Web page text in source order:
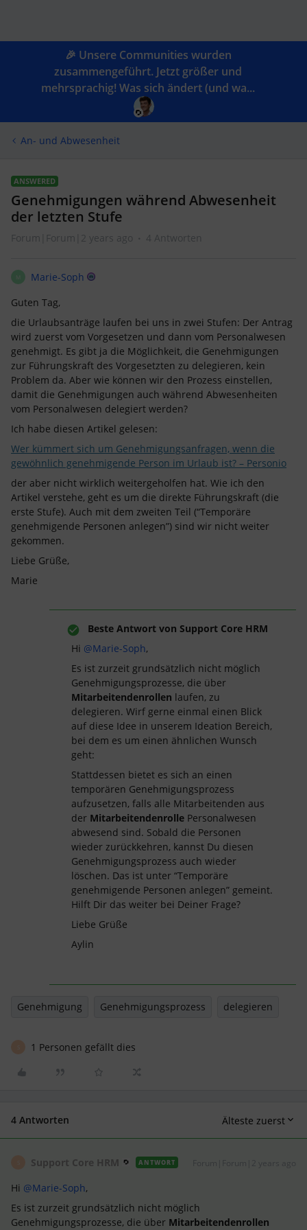
🎉 Unsere Communities wurden
zusammengeführt. Jetzt größer und
mehrsprachig! Was sich ändert (und wa...
An- und Abwesenheit
ANSWERED
Genehmigungen während Abwesenheit
der letzten Stufe
Forum|Forum|2 years ago 4 Antworten
M
Marie-Soph
Guten Tag,
die Urlaubsanträge laufen bei uns in zwei Stufen: Der Antrag
wird zuerst vom Vorgesetzen und dann vom Personalwesen
genehmigt. Es gibt ja die Möglichkeit, die Genehmigungen
zur Führungskraft des Vorgesetzten zu delegieren, kein
Problem da. Aber wie können wir den Prozess einstellen,
damit die Genehmigungen auch während Abwesenheiten
vom Personalwesen delegiert werden?
Ich habe diesen Artikel gelesen:
Wer kümmert sich um Genehmigungsanfragen, wenn die
gewöhnlich genehmigende Person im Urlaub ist? – Personio
der aber nicht wirklich weitergeholfen hat. Wie ich den
Artikel verstehe, geht es um die direkte Führungskraft (die
erste Stufe). Auch mit dem zweiten Teil (“Temporäre
genehmigende Personen anlegen”) sind wir nicht weiter
gekommen.
Liebe Grüße,
Marie
Beste Antwort von Support Core HRM
Hi @Marie-Soph,
Es ist zurzeit grundsätzlich nicht möglich
Genehmigungsprozesse, die über
Mitarbeitendenrollen laufen, zu
delegieren. Wirf gerne einmal einen Blick
auf diese Idee in unserem Ideation Bereich,
bei dem es um einen ähnlichen Wunsch
geht:
Stattdessen bietet es sich an einen
temporären Genehmigungsprozess
aufzusetzen, falls alle Mitarbeitenden aus
der Mitarbeitendenrolle Personalwesen
abwesend sind. Sobald die Personen
wieder zurückkehren, kannst Du diesen
Genehmigungsprozess auch wieder
löschen. Das ist unter “Temporäre
genehmigende Personen anlegen” gemeint.
Hilft Dir das weiter bei Deiner Frage?
Liebe Grüße
Aylin
Genehmigung Genehmigungsprozess delegieren
1 Personen gefällt dies
4 Antworten Älteste zuerst
Support Core HRM ANTWORT
Hi @Marie-Soph,
Es ist zurzeit grundsätzlich nicht möglich
Genehmigungsprozesse, die über Mitarbeitendenrollen